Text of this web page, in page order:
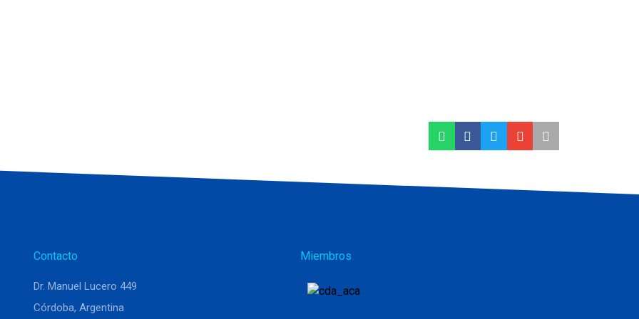
Contacto
Dr. Manuel Lucero 449
Córdoba, Argentina
Miembros